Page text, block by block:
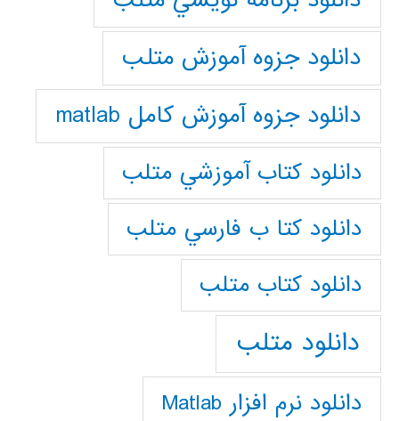
دانلود جزوه آموزش متلب
دانلود جزوه آموزش کامل matlab
دانلود كتاب آموزشي متلب
دانلود كتا ب فارسي متلب
دانلود كتاب متلب
دانلود متلب
دانلود نرم افزار Matlab